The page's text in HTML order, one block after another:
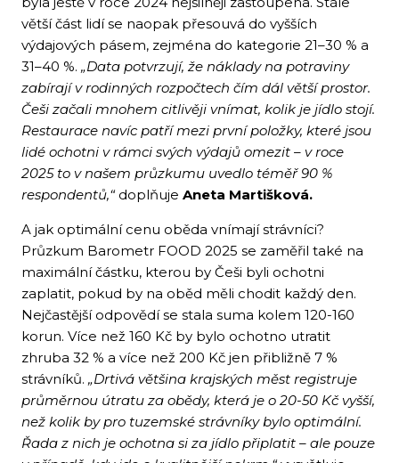
větší část lidí se naopak přesouvá do vyšších
výdajových pásem, zejména do kategorie 21–30 % a
31–40 %. „Data potvrzují, že náklady na potraviny
zabírají v rodinných rozpočtech čím dál větší prostor.
Češi začali mnohem citlivěji vnímat, kolik je jídlo stojí.
Restaurace navíc patří mezi první položky, které jsou
lidé ochotni v rámci svých výdajů omezit – v roce
2025 to v našem průzkumu uvedlo téměř 90 %
respondentů,“doplňuje Aneta Martišková.
A jak optimální cenu oběda vnímají strávníci?
Průzkum Barometr FOOD 2025 se zaměřil také na
maximální částku, kterou by Češi byli ochotni
zaplatit, pokud by na oběd měli chodit každý den.
Nejčastější odpovědí se stala suma kolem 120-160
korun. Více než 160 Kč by bylo ochotno utratit
zhruba 32 % a více než 200 Kč jen přibližně 7 %
strávníků. „Drtivá většina krajských měst registruje
průměrnou útratu za obědy, která je o 20-50 Kč vyšší,
než kolik by pro tuzemské strávníky bylo optimální.
Řada z nich je ochotna si za jídlo připlatit – ale pouze